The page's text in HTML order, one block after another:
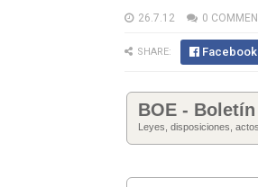
26.7.12 0
SHARE: Facebook
BOE -
Leyes, disposiciones,